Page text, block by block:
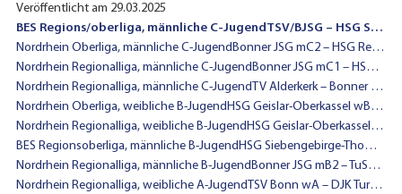
Veröffentlicht am 29.03.2025
BES Regions/oberliga, männliche C-JugendTSV/BJSG – HSG Siebengebirge-Thomasberg II 28:23 (11:10)
Nordrhein Oberliga, männliche C-JugendBonner JSG mC2 – HSG Refrath-Hand 27:27 (12:12)
Nordrhein Regionalliga, männliche C-JugendBonner JSG mC1 – HSG Siebengebirge-Thomasberg 38:21 (17:11)
Nordrhein Regionalliga, männliche C-JugendTV Alderkerk – Bonner JSG mC1 28:27 (13:17)
Nordrhein Oberliga, weibliche B-JugendHSG Geislar-Oberkassel wB2 – TV Voerde 18:20 (10:11)
Nordrhein Regionalliga, weibliche B-JugendHSG Geislar-Oberkassel wB1 – Bergischer HC II 27:26 (13:11)
BES Regionsoberliga, männliche B-JugendHSG Siebengebirge-Thomasberg – GTV/HSG/TSV/BJSG 39:30 (17:14)
Nordrhein Regionalliga, männliche B-JugendBonner JSG mB2 – TuSEM Essen II 29:19 (13:12)
Nordrhein Regionalliga, weibliche A-JugendTSV Bonn wA – DJK Tura 05 Dümpten 28:28 (16:17)